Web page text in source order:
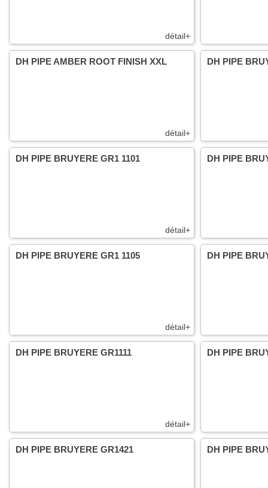
détail+
détail+
DH PIPE AMBER ROOT FINISH XXL DH PIPE
détail+
DH PIPE BRUYERE GR1 1101 DH PIPE
détail+
DH PIPE BRUYERE GR1 1105 DH PIPE
détail+
DH PIPE BRUYERE GR1111 DH PIPE
DH PIPE BRUYERE GR1421 DH PIPE